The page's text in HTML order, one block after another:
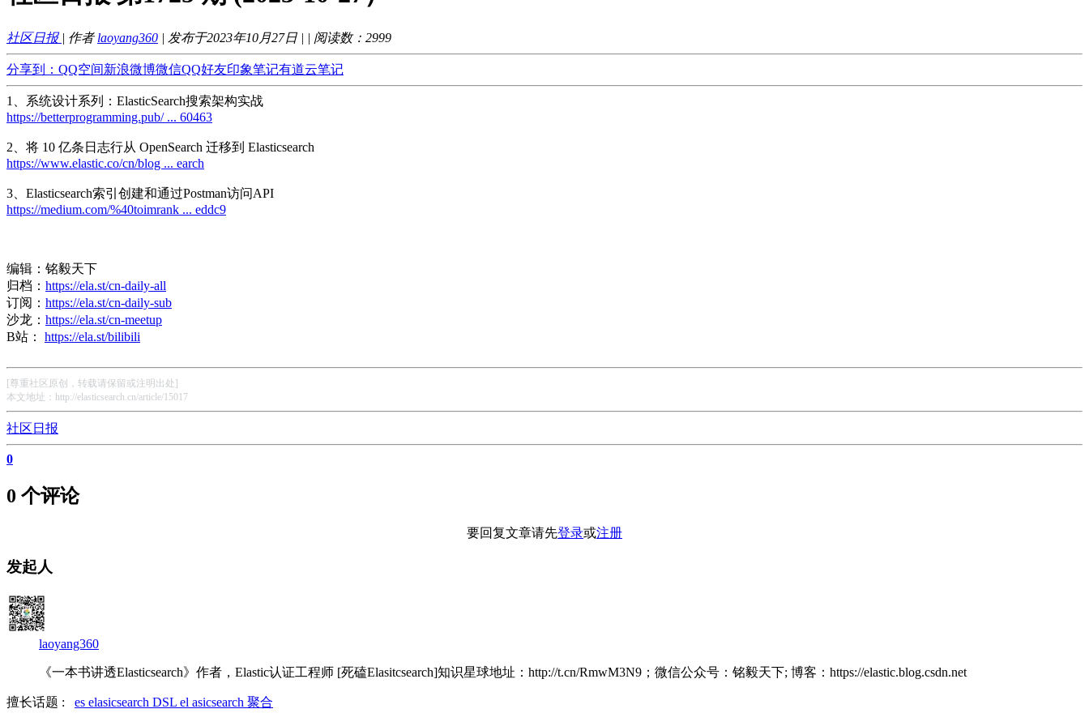
社区日报 | 作者laoyang360 | 发布于2023年10月27日 | | 阅读数： 2999
分享到： QQ空间新浪微博微信QQ好友印象笔记有道云笔记
1、系统设计系列：ElasticSearch搜索架构实战
https://betterprogramming.pub/ ... 60463
2、将 10 亿条日志行从 OpenSearch 迁移到 Elasticsearch
https://www.elastic.co/cn/blog ... earch
3、Elasticsearch索引创建和通过Postman访问API
https://medium.com/%40toimrank ... eddc9
编辑：铭毅天下
归档： https://ela.st/cn-daily-all
订阅： https://ela.st/cn-daily-sub
沙龙： https://ela.st/cn-meetup
B站： https://ela.st/bilibili
[尊重社区原创，转载请保留或注明出处]
本文地址：http://elasticsearch.cn/article/15017
社区日报
0
0 个评论
要回复文章请先登录或注册
发起人
laoyang360
《一本书讲透Elasticsearch》作者，Elastic认证工程师 [死磕Elasitcsearch]知识星球地址：http://t.cn/RmwM3N9；微信公众号：铭毅天下; 博客：https://elastic.blog.csdn.net
擅长话题 : es elasicsearch DSL el asicsearch 聚合